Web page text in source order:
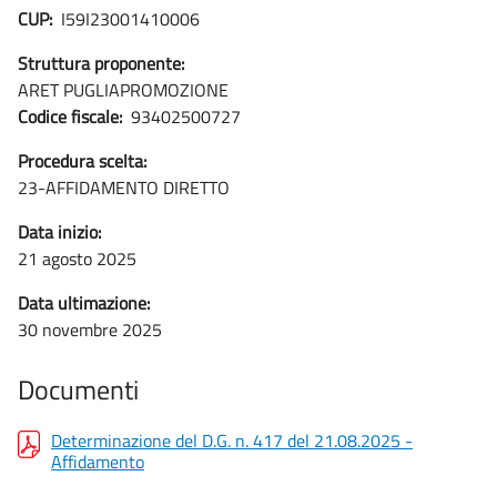
CUP: I59I23001410006
Struttura proponente:
ARET PUGLIAPROMOZIONE
Codice fiscale: 93402500727
Procedura scelta:
23-AFFIDAMENTO DIRETTO
Data inizio:
21 agosto 2025
Data ultimazione:
30 novembre 2025
Documenti
Determinazione del D.G. n. 417 del 21.08.2025 -
Affidamento